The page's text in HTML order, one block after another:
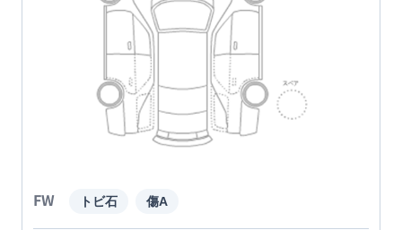
FW トビ石 傷A